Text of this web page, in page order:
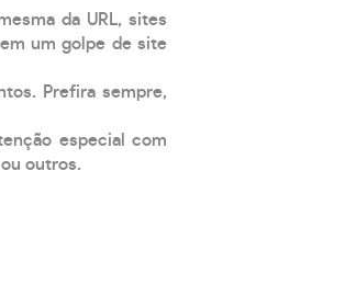
da URL, sites
um golpe de site
Prefira sempre,
especial com
outros.